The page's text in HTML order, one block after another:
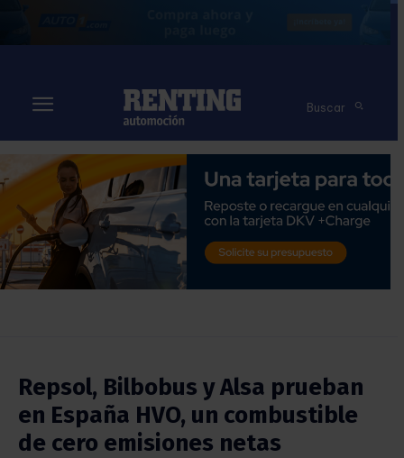
Buscar
Repsol, Bilbobus y Alsa prueban
en España HVO, un combustible
de cero emisiones netas